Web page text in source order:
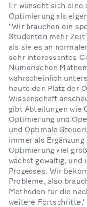
Er wünscht sich eine
Optimierung als
"Wir brauchen ein
Studenten mehr Zeit
als sie es an
sehr interessantes
Numerischen
wahrscheinlich
heute den Platz der
Wissenschaft
gibt Abteilungen wie
Optimierung und
und Optimale
immer als
Optimierung viel
wächst gewaltig, und
Prozesses. Wir
Probleme, also
Methoden für die
weitere Fortschritte."